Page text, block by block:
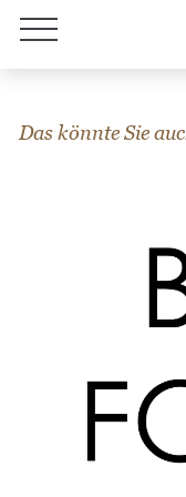
Das könnte Sie